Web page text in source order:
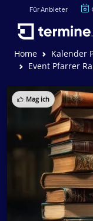
Für Anbieter
Home
Kalender
Event Pfarrer
Mag ich